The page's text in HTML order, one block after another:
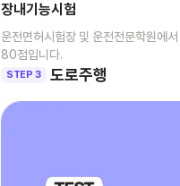
장내기능시험
운전면허시험장 및 운전전문학원에
80점입니다.
STEP 3 도로주행